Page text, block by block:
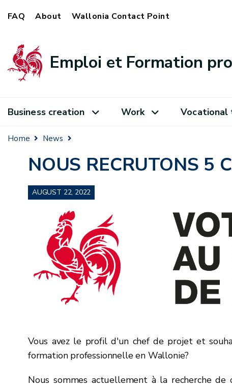
FAQ About Wallonia Contact Point
Emploi et Formation
Business creation Work Vocational
Home News
NOUS RECRUTONS 5
AUGUST 22, 2022
Vous avez le profil d'un chef de projet et
formation professionnelle en Wallonie?
Nous sommes actuellement à la recherche